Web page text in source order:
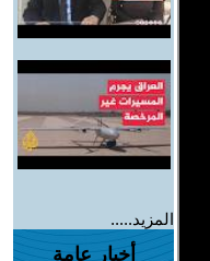
المزيد.....
أخبار عامة